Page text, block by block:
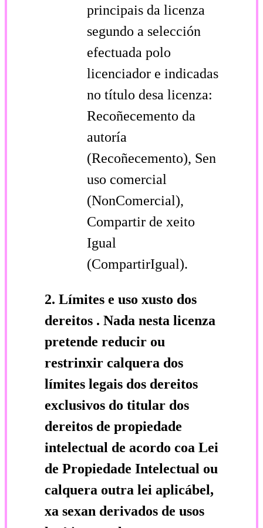
principais da licenza
segundo a selección
efectuada polo
licenciador e indicadas
no título desa licenza:
Recoñecemento da
autoría
(Recoñecemento), Sen
uso comercial
(NonComercial),
Compartir de xeito
Igual
(CompartirIgual).
2. Límites e uso xusto dos
dereitos . Nada nesta licenza
pretende reducir ou
restrinxir calquera dos
límites legais dos dereitos
exclusivos do titular dos
dereitos de propiedade
intelectual de acordo coa Lei
de Propiedade Intelectual ou
calquera outra lei aplicábel,
xa sexan derivados de usos